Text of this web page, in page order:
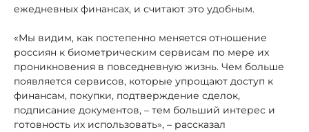
ежедневных финансах, и считают это удобным.
«Мы видим, как постепенно меняется отношение
россиян к биометрическим сервисам по мере их
проникновения в повседневную жизнь. Чем больше
появляется сервисов, которые упрощают доступ к
финансам, покупки, подтверждение сделок,
подписание документов, – тем больший интерес и
готовность их использовать», – рассказал